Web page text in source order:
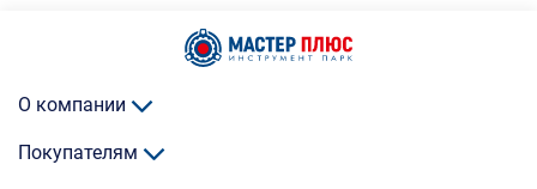
О компании
Покупателям